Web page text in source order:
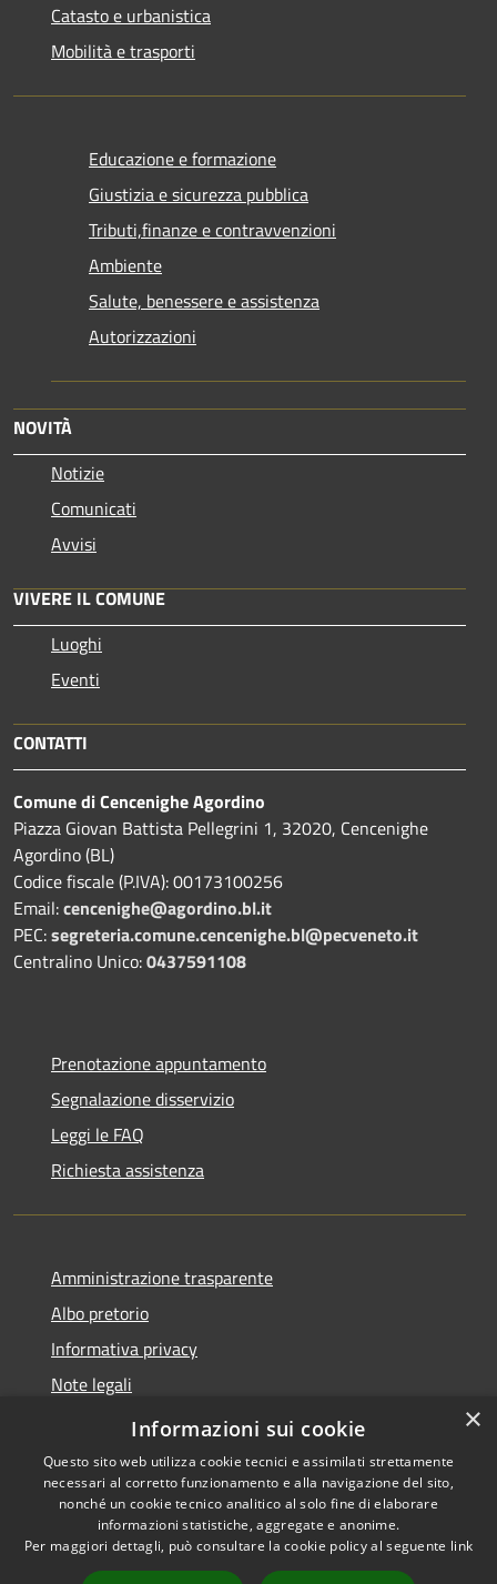
Catasto e urbanistica
Mobilità e trasporti
Educazione e formazione
Giustizia e sicurezza pubblica
Tributi,finanze e contravvenzioni
Ambiente
Salute, benessere e assistenza
Autorizzazioni
NOVITÀ
Notizie
Comunicati
Avvisi
VIVERE IL COMUNE
Luoghi
Eventi
CONTATTI
Comune di Cencenighe Agordino
Piazza Giovan Battista Pellegrini 1, 32020, Cencenighe
Agordino (BL)
Codice fiscale (P.IVA): 00173100256
Email:cencenighe@agordino.bl.it
PEC:segreteria.comune.cencenighe.bl@pecveneto.it
Centralino Unico:0437591108
Prenotazione appuntamento
Segnalazione disservizio
Leggi le FAQ
Richiesta assistenza
Amministrazione trasparente
Albo pretorio
Informativa privacy
Note legali
Dichiarazione di accessibilità
Accessibilità
Copyright © 2026 • Comune di
Cencenighe Agordino •
×
Informazioni sui cookie
Questo sito web utilizza cookie tecnici e assimilati strettamente
necessari al corretto funzionamento e alla navigazione del sito,
nonché un cookie tecnico analitico al solo fine di elaborare
informazioni statistiche, aggregate e anonime.
Per maggiori dettagli, può consultare la cookie policy al seguente link